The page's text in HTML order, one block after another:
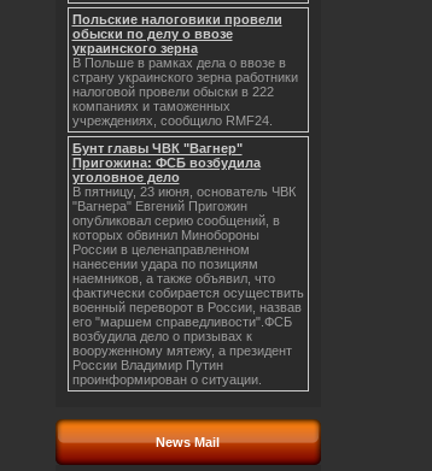
Польские налоговики провели
обыски по делу о ввозе
украинского зерна
В Польше в рамках дела о ввозе в
страну украинского зерна работники
налоговой провели обыски в 222
компаниях и таможенных
учреждениях, сообщило RMF24.
Бунт главы ЧВК "Вагнер"
Пригожина: ФСБ возбудила
уголовное дело
В пятницу, 23 июня, основатель ЧВК
"Вагнера" Евгений Пригожин
опубликовал серию сообщений, в
которых обвинил Минобороны
России в целенаправленном
нанесении удара по позициям
наемников, а также объявил, что
фактически собирается осуществить
военный переворот в России, назвав
его "маршем справедливости".ФСБ
возбудила дело о призывах к
вооруженному мятежу, а президент
России Владимир Путин
проинформирован о ситуации.
News Mail